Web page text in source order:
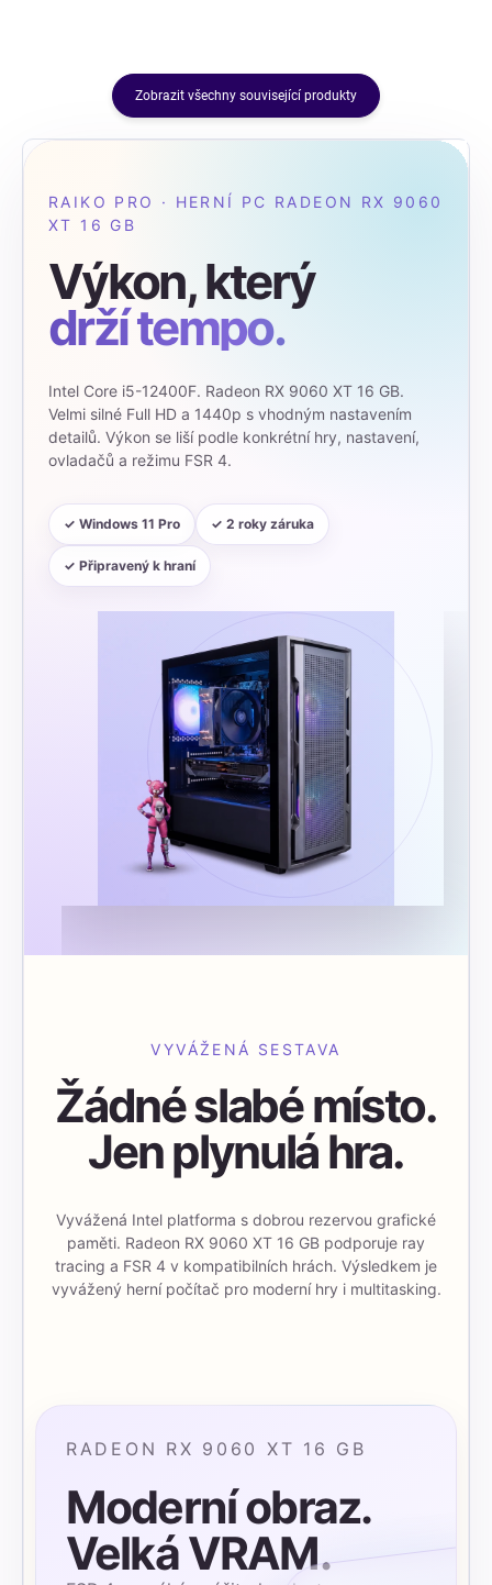
Zobrazit všechny související produkty
RAIKO PRO · HERNÍ PC RADEON RX 9060
XT 16 GB
Výkon, který
drží tempo.
Intel Core i5-12400F. Radeon RX 9060 XT 16 GB.
Velmi silné Full HD a 1440p s vhodným nastavením
detailů. Výkon se liší podle konkrétní hry, nastavení,
ovladačů a režimu FSR 4.
✓ Windows 11 Pro ✓ 2 roky záruka
✓ Připravený k hraní
VYVÁŽENÁ SESTAVA
Žádné slabé místo.
Jen plynulá hra.
Vyvážená Intel platforma s dobrou rezervou grafické
paměti. Radeon RX 9060 XT 16 GB podporuje ray
tracing a FSR 4 v kompatibilních hrách. Výsledkem je
vyvážený herní počítač pro moderní hry i multitasking.
RADEON RX 9060 XT 16 GB
Moderní obraz.
Velká VRAM.